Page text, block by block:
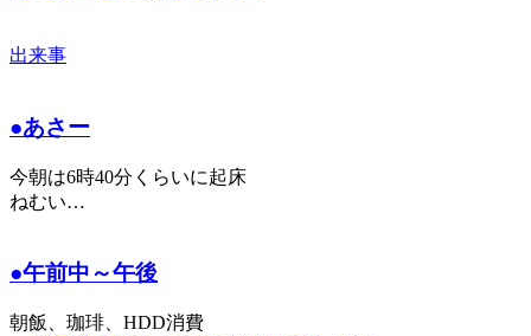
出来事
●あさー
今朝は6時40分くらいに起床
ねむい…
●午前中～午後
朝飯、珈琲、HDD消費